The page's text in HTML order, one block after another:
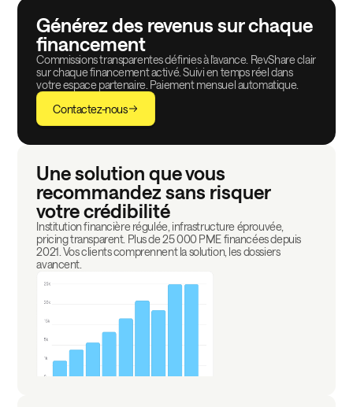
Générez des revenus sur chaque
financement
Commissions transparentes définies à l'avance. RevShare clair
sur chaque financement activé. Suivi en temps réel dans
votre espace partenaire. Paiement mensuel automatique.
Contactez-nous
Une solution que vous
recommandez sans risquer
votre crédibilité
Institution financière régulée, infrastructure éprouvée,
pricing transparent. Plus de 25 000 PME financées depuis
2021. Vos clients comprennent la solution, les dossiers
avancent.